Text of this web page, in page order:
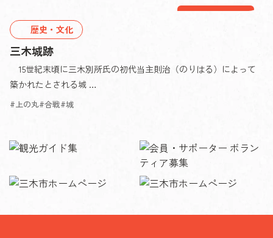
歴史・文化
三木城跡
15世紀末頃に三木別所氏の初代当主則治（のりはる）によって
築かれたとされる城 …
上の丸 合戦 城